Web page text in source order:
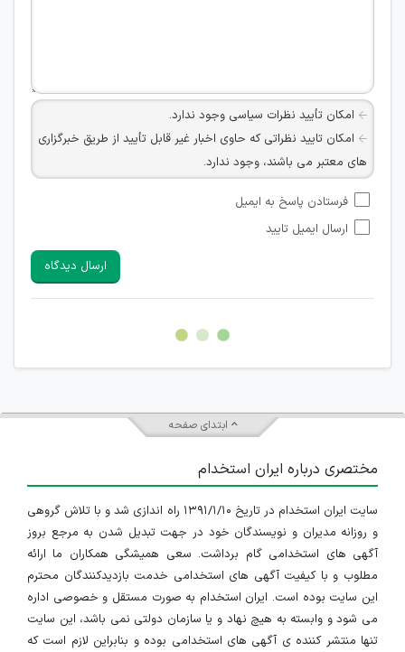
امکان تأیید نظرات سیاسی وجود ندارد.
امکان تایید نظراتی که حاوی اخبار غیر قابل تأیید از طریق خبرگزاری
های معتبر می باشند، وجود ندارد.
شبکه های مجازی ارتباطی می باشند وجود ندارد.
امکان تأیید نظرات کاربرانی که به هر طریقی قصد مأیوس کردن
هرگونه تحریک، تحقیر و کنایه به سایر افراد (مسئول و غیر مسئول)
غیر مجاز می باشد.
امکان هماهنگی برای هرگونه ملاقات حضوری چه به صورت دسته
فرستادن پاسخ به ایمیل
ارسال ایمیل تایید
ارسال دیدگاه
ابتدای صفحه
مختصری درباره ایران استخدام
سایت ایران استخدام در تاریخ ۱۳۹۱/۱/۱۰ راه اندازی شد و با تلاش گروهی
و روزانه مدیران و نویسندگان خود در جهت تبدیل شدن به مرجع بروز
آگهی های استخدامی گام برداشت. سعی همیشگی همکاران ما ارائه
مطلوب و با کیفیت آگهی های استخدامی خدمت بازدیدکنندگان محترم
این سایت بوده است. ایران استخدام به صورت مستقل و خصوصی اداره
می شود و وابسته به هیچ نهاد و یا سازمان دولتی نمی باشد، این سایت
تنها منتشر کننده ی آگهی های استخدامی بوده و بنابراین لازم است که